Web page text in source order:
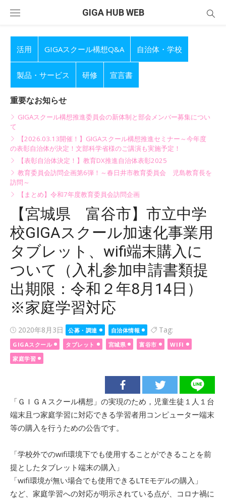
GIGA HUB WEB
活用 GIGAスクール構想Q&A 自治体・学校
製品・サービス 研修 宣言書
重要なお知らせ
GIGAスクール構想推進委員会の新体制と部会メンバー募集につい
て
【2026.03.13開催！】GIGAスクール構想推進セミナー～今年度
の表彰自治体が決定！文部科学省様のご講演も実施予定！
【表彰自治体決定！】教育DX推進自治体表彰2025
教育委員会訪問企画第6弾！～春日井市教育委員会 児島教育長を
訪問～
【まとめ】令和7年度教育委員会訪問企画
【宮城県 富谷市】市立中学
校GIGAスクール加速化事業用
タブレット、wifi端末購入に
ついて（入札参加申請書類提
出期限：令和２年8月14日）
※家庭学習対応
Posted
on
2020年8月3日 公募・調達 自治体情報 Tag:
GIGAスクール タブレット 宮城県 富谷市
WIFI
家庭学習
「ＧＩＧＡスクール構想」の実現のため，児童生徒１人１台
端末且つ家庭学習に対応できる学習者用コンピューター端末
等の購入を行うための公告です。
「学校外でのwifi環境下でも使用することができることを前
提としたタブレット端末の購入」
「wifi環境が無い場合でも使用できるLTEモデルの購入」
など、家庭学習への対応が明示されている点が、コロナ禍に